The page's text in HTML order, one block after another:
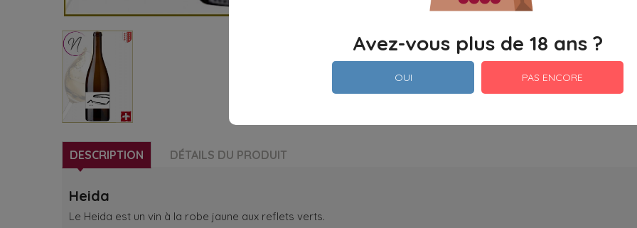
Avez-vous plus de 18 ans ?
OUI PAS ENCORE
DESCRIPTION DÉTAILS DU PRODUIT
Heida
Le Heida est un vin à la robe jaune aux reflets verts.